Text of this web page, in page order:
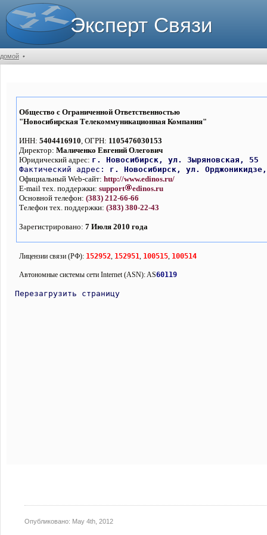
Эксперт Связи
домой •
Опубликовано: May 4th, 2012